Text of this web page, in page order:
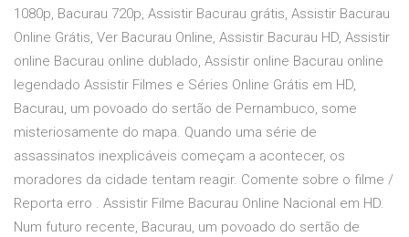
1080p, Bacurau 720p, Assistir Bacurau grátis, Assistir Bacurau
Online Grátis, Ver Bacurau Online, Assistir Bacurau HD, Assistir
online Bacurau online dublado, Assistir online Bacurau online
legendado Assistir Filmes e Séries Online Grátis em HD,
Bacurau, um povoado do sertão de Pernambuco, some
misteriosamente do mapa. Quando uma série de
assassinatos inexplicáveis começam a acontecer, os
moradores da cidade tentam reagir. Comente sobre o filme /
Reporta erro . Assistir Filme Bacurau Online Nacional em HD.
Num futuro recente, Bacurau, um povoado do sertão de